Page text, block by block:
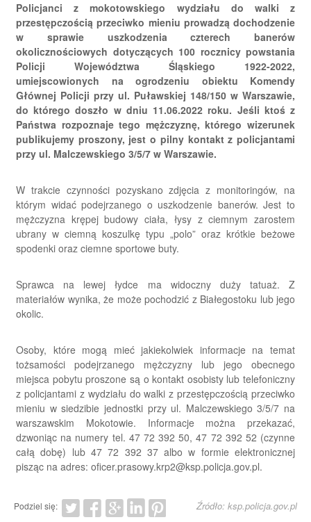
Policjanci z mokotowskiego wydziału do walki z
przestępczością przeciwko mieniu prowadzą dochodzenie
w sprawie uszkodzenia czterech banerów
okolicznościowych dotyczących 100 rocznicy powstania
Policji Województwa Śląskiego 1922-2022,
umiejscowionych na ogrodzeniu obiektu Komendy
Głównej Policji przy ul. Puławskiej 148/150 w Warszawie,
do którego doszło w dniu 11.06.2022 roku. Jeśli ktoś z
Państwa rozpoznaje tego mężczyznę, którego wizerunek
publikujemy proszony, jest o pilny kontakt z policjantami
przy ul. Malczewskiego 3/5/7 w Warszawie.
W trakcie czynności pozyskano zdjęcia z monitoringów, na
którym widać podejrzanego o uszkodzenie banerów. Jest to
mężczyzna krępej budowy ciała, łysy z ciemnym zarostem
ubrany w ciemną koszulkę typu „polo” oraz krótkie beżowe
spodenki oraz ciemne sportowe buty.
Sprawca na lewej łydce ma widoczny duży tatuaż. Z
materiałów wynika, że może pochodzić z Białegostoku lub jego
okolic.
Osoby, które mogą mieć jakiekolwiek informacje na temat
tożsamości podejrzanego mężczyzny lub jego obecnego
miejsca pobytu proszone są o kontakt osobisty lub telefoniczny
z policjantami z wydziału do walki z przestępczością przeciwko
mieniu w siedzibie jednostki przy ul. Malczewskiego 3/5/7 na
warszawskim Mokotowie. Informacje można przekazać,
dzwoniąc na numery tel. 47 72 392 50, 47 72 392 52 (czynne
całą dobę) lub 47 72 392 37 albo w formie elektronicznej
pisząc na adres: oficer.prasowy.krp2@ksp.policja.gov.pl.
Podziel się: Źródło: ksp.policja.gov.pl